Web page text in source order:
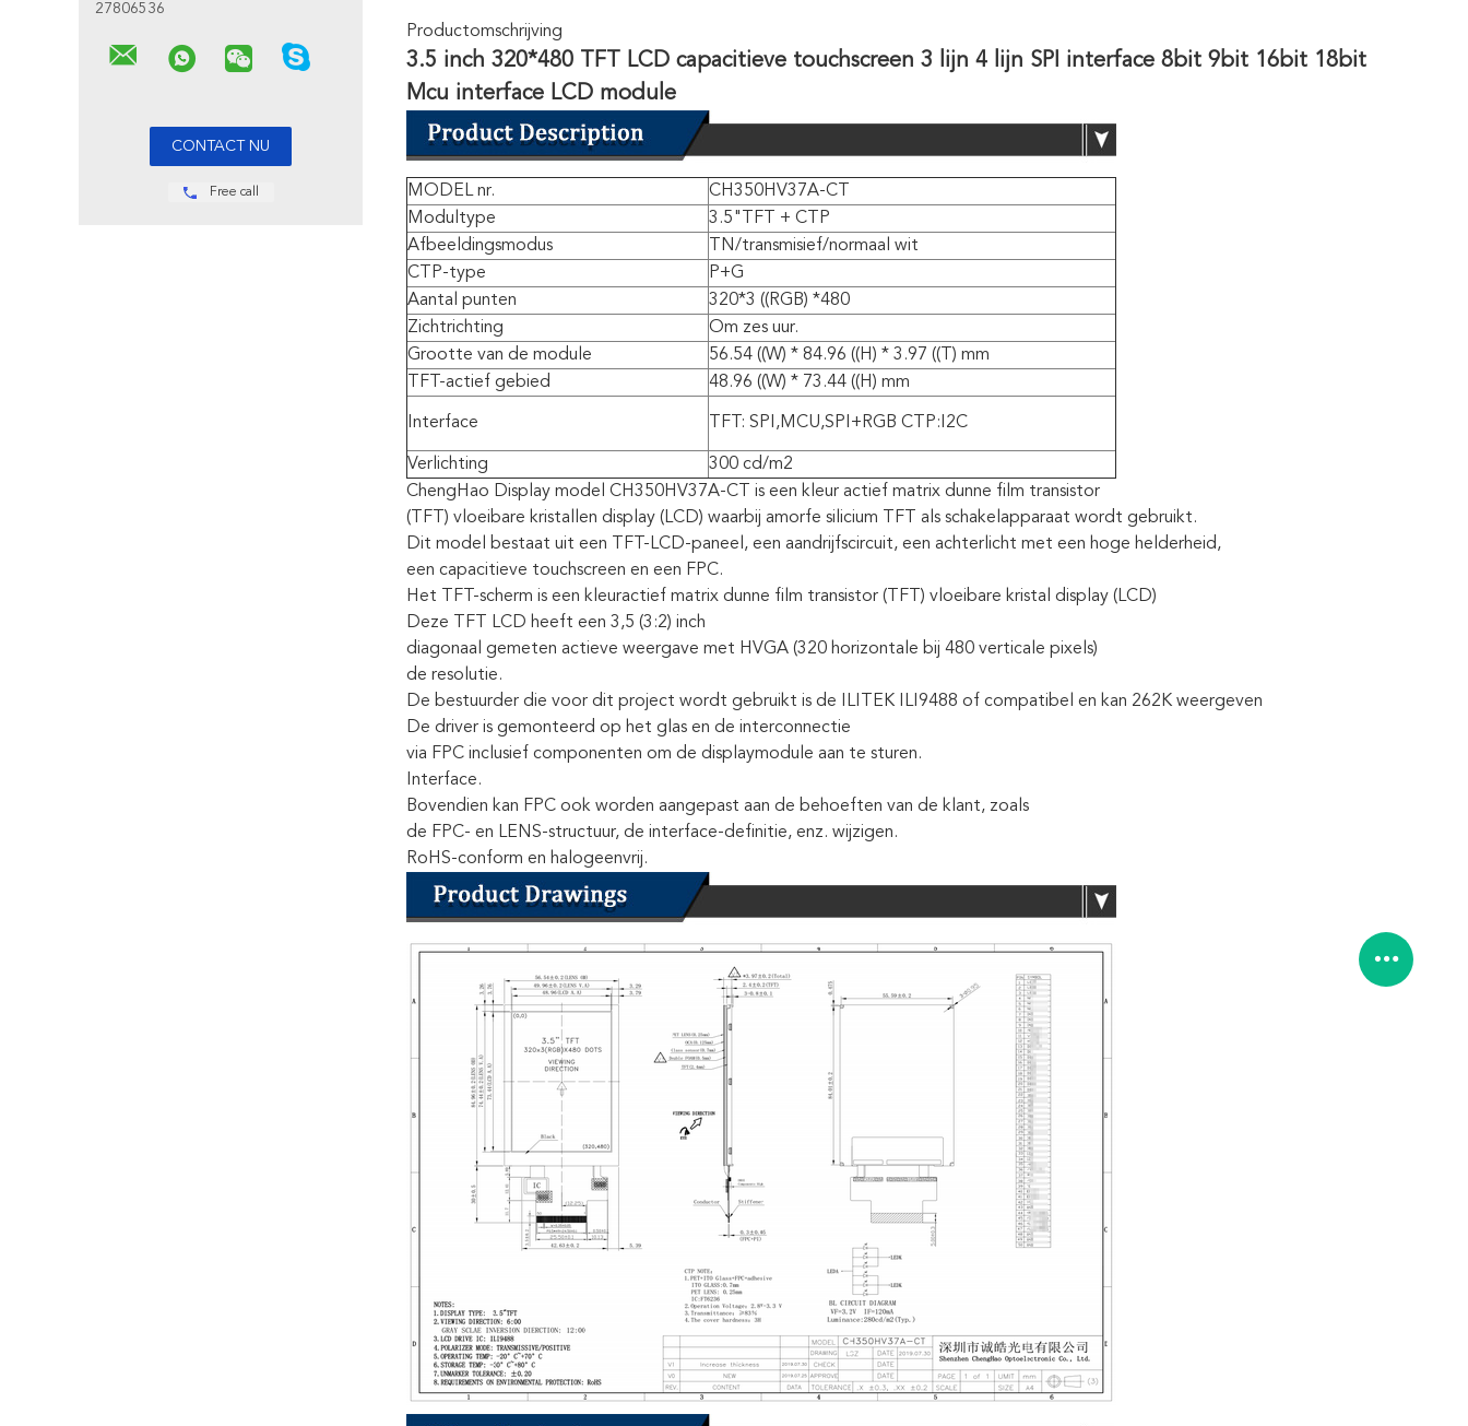
27806536
Free call
Productomschrijving
3.5 inch 320*480 TFT LCD capacitieve touchscreen 3 lijn 4 lijn SPI interface 8bit 9bit 16bit 18bit
Mcu interface LCD module
MODEL nr.
CH350HV37A-CT
Modultype
3.5"TFT + CTP
Afbeeldingsmodus
TN/transmisief/normaal wit
CTP-type
P+G
Aantal punten
320*3 ((RGB) *480
Zichtrichting
Om zes uur.
Grootte van de module
56.54 ((W) * 84.96 ((H) * 3.97 ((T) mm
TFT-actief gebied
48.96 ((W) * 73.44 ((H) mm
Interface TFT: SPI,MCU,SPI+RGB CTP:I2C
Verlichting
300 cd/m2
ChengHao Display model CH350HV37A-CT is een kleur actief matrix dunne film transistor
(TFT) vloeibare kristallen display (LCD) waarbij amorfe silicium TFT als schakelapparaat wordt gebruikt.
Dit model bestaat uit een TFT-LCD-paneel, een aandrijfscircuit, een achterlicht met een hoge helderheid,
een capacitieve touchscreen en een FPC.
Het TFT-scherm is een kleuractief matrix dunne film transistor (TFT) vloeibare kristal display (LCD)
Deze TFT LCD heeft een 3,5 (3:2) inch
diagonaal gemeten actieve weergave met HVGA (320 horizontale bij 480 verticale pixels)
de resolutie.
De bestuurder die voor dit project wordt gebruikt is de ILITEK ILI9488 of compatibel en kan 262K weergeven
De driver is gemonteerd op het glas en de interconnectie
via FPC inclusief componenten om de displaymodule aan te sturen.
Interface.
Bovendien kan FPC ook worden aangepast aan de behoeften van de klant, zoals
de FPC- en LENS-structuur, de interface-definitie, enz. wijzigen.
RoHS-conform en halogeenvrij.